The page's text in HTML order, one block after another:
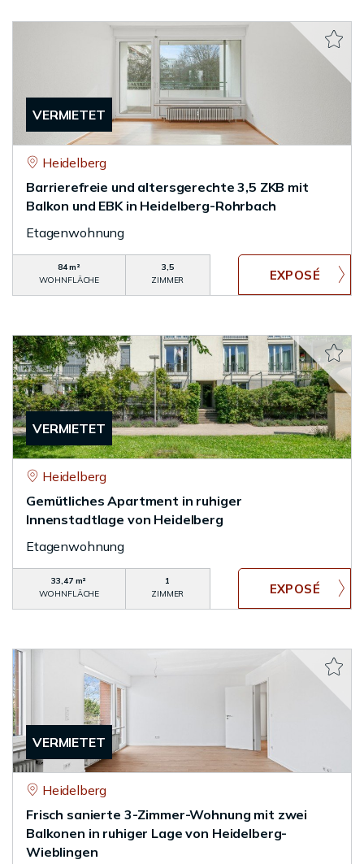
VERMIETET
Heidelberg
Barrierefreie und altersgerechte 3,5 ZKB mit
Balkon und EBK in Heidelberg-Rohrbach
Etagenwohnung
84 m²
WOHNFLÄCHE
3,5
ZIMMER
VERMIETET
Heidelberg
Gemütliches Apartment in ruhiger
Innenstadtlage von Heidelberg
Etagenwohnung
33,47 m²
WOHNFLÄCHE
1
ZIMMER
VERMIETET
Heidelberg
Frisch sanierte 3-Zimmer-Wohnung mit zwei
Balkonen in ruhiger Lage von Heidelberg-
Wieblingen